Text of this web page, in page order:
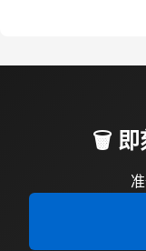
🗑️ 即